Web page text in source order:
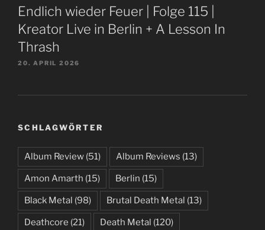
Endlich wieder Feuer | Folge 115 |
Kreator Live in Berlin + A Lesson In
Thrash
20. APRIL 2026
SCHLAGWÖRTER
Album Review (51) Album Reviews (13)
Amon Amarth (15) Berlin (15)
Black Metal (98) Brutal Death Metal (13)
Deathcore (21) Death Metal (120)